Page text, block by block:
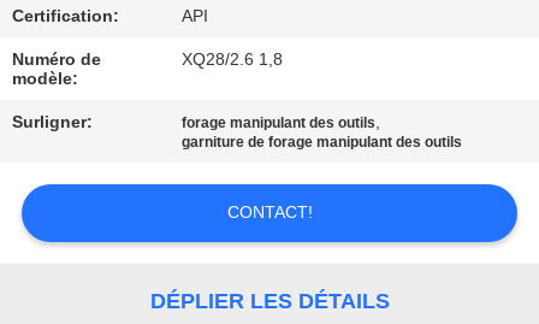
CONTACTEZ-
NOUS
NOUVELLES
CAS
Certification: API
Numéro de
modèle:
XQ28/2.6 1,8
Surligner: forage manipulant des outils,
garniture de forage manipulant des outils
CONTACT!
DÉPLIER LES DÉTAILS